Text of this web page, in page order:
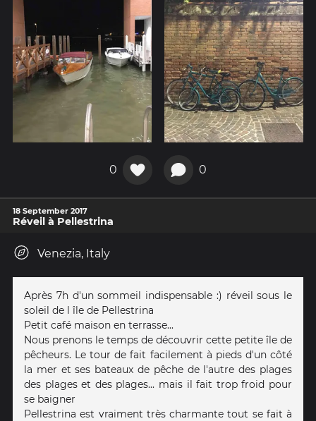
0 0
18 September 2017
Réveil à Pellestrina
Venezia, Italy
Après 7h d'un sommeil indispensable :) réveil sous le
soleil de l île de Pellestrina
Petit café maison en terrasse...
Nous prenons le temps de découvrir cette petite île de
pêcheurs. Le tour de fait facilement à pieds d'un côté
la mer et ses bateaux de pêche de l'autre des plages
des plages et des plages... mais il fait trop froid pour
se baigner
Pellestrina est vraiment très charmante tout se fait à